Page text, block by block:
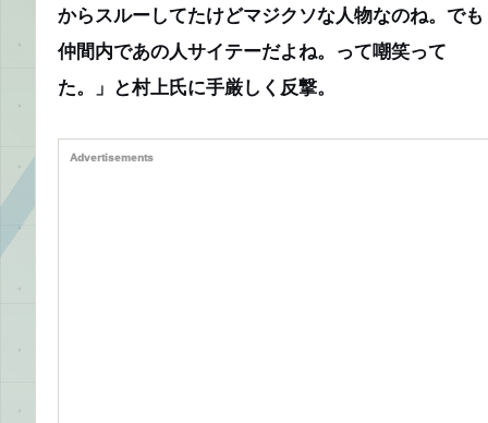
からスルーしてたけどマジクソな人物なのね。でも
仲間内であの人サイテーだよね。って嘲笑って
た。」と村上氏に手厳しく反撃。
Advertisements